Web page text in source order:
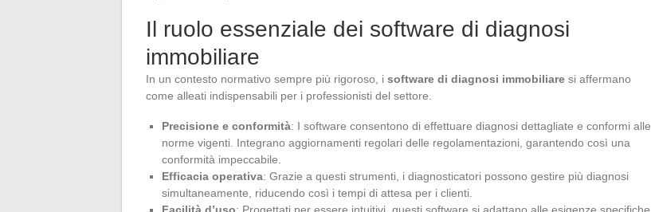
Il ruolo essenziale dei software di diagnosi
immobiliare
In un contesto normativo sempre più rigoroso, i software di diagnosi immobiliare si affermano
come alleati indispensabili per i professionisti del settore.
Precisione e conformità: I software consentono di effettuare diagnosi dettagliate e conformi alle
norme vigenti. Integrano aggiornamenti regolari delle regolamentazioni, garantendo così una
conformità impeccabile.
Efficacia operativa: Grazie a questi strumenti, i diagnosticatori possono gestire più diagnosi
simultaneamente, riducendo così i tempi di attesa per i clienti.